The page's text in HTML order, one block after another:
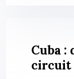
Cuba :
circuit